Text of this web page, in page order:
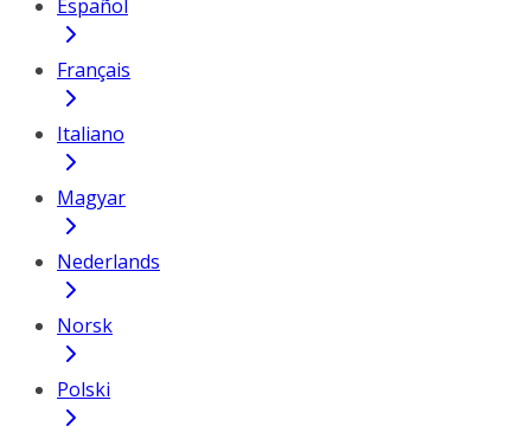
Español
Français
Italiano
Magyar
Nederlands
Norsk
Polski